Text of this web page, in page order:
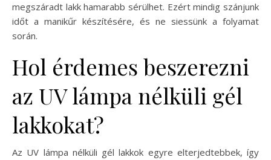
megszáradt lakk hamarabb sérülhet. Ezért mindig szánjunk
időt a manikűr készítésére, és ne siessünk a folyamat
során.
Hol érdemes beszerezni
az UV lámpa nélküli gél
lakkokat?
Az UV lámpa nélküli gél lakkok egyre elterjedtebbek, így